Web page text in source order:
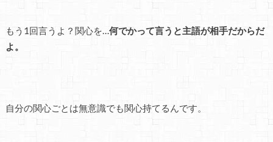
もう1回言うよ？関心を…何でかって言うと主語が相手だからだ
よ。
自分の関心ごとは無意識でも関心持てるんです。